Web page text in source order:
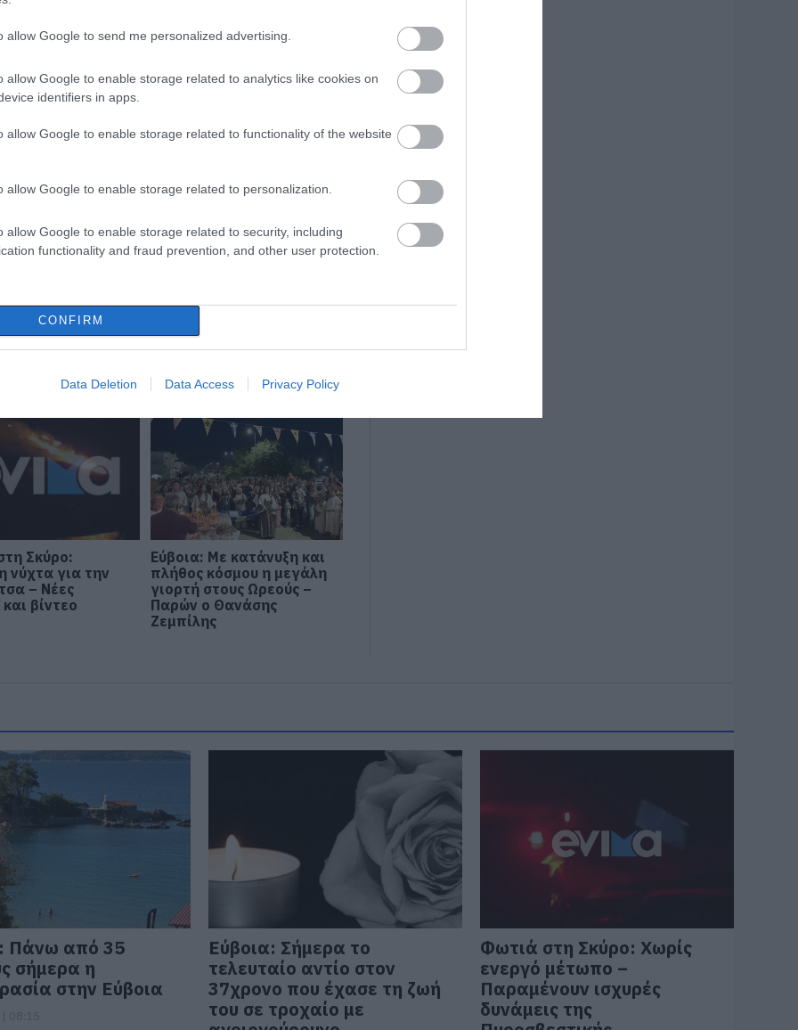
allow Google to send me personalized advertising.
allow Google to enable storage related to analytics like cookies on
identifiers in apps.
allow Google to enable storage related to functionality of the website
allow Google to enable storage related to personalization.
allow Google to enable storage related to security, including
functionality and fraud prevention, and other user protection.
CONFIRM
Data Deletion Data Access Privacy Policy
ΣΥΜΒΟΥΛΙΟ
ΕΙΔΗΣΕΙΣ ΕΥΒΟΙΑ
Σήμερα το
αντίο στον
που έχασε τη
σε τροχαίο με
Φωτιά στη Σκύρο: Χωρίς
Παραμένουν ισχυρές
δυνάμεις της
Σκύρο:
νύχτα για την
– Νέες
και βίντεο
Εύβοια: Με κατάνυξη και
πλήθος κόσμου η μεγάλη
γιορτή στους Ωρεούς –
Παρών ο Θανάσης
Ζεμπίλης
06.08.2026 | 20:20
στην Εύβοια:
Τούμπαρε
06.08.2026 | 20:00
Πάνω από 35
σήμερα η
στην Εύβοια
Εύβοια: Σήμερα το
τελευταίο αντίο στον
37χρονο που έχασε τη ζωή
του σε τροχαίο με
Φωτιά στη Σκύρο: Χωρίς
ενεργό μέτωπο –
Παραμένουν ισχυρές
δυνάμεις της